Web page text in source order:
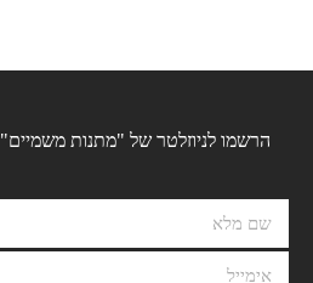
הרשמו לניוזלטר של "מתנות משמיים"